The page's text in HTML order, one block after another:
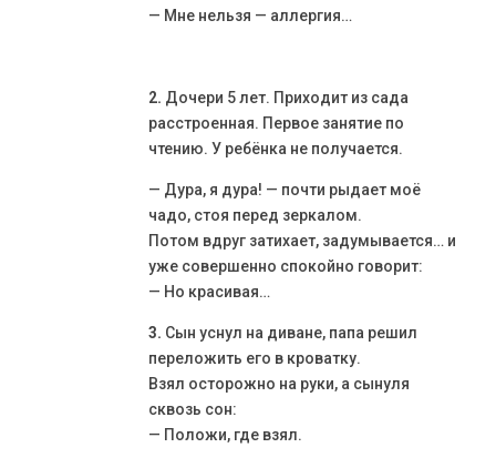
— Мне нельзя — аллергия…
2. Дочери 5 лет. Приходит из сада
расстроенная. Первое занятие по
чтению. У ребёнка не получается.
— Дура, я дура! — почти рыдает моё
чадо, стоя перед зеркалом.
Потом вдруг затихает, задумывается… и
уже совершенно спокойно говорит:
— Но красивая…
3. Сын уснул на диване, папа решил
переложить его в кроватку.
Взял осторожно на руки, а сынуля
сквозь сон:
— Положи, где взял.